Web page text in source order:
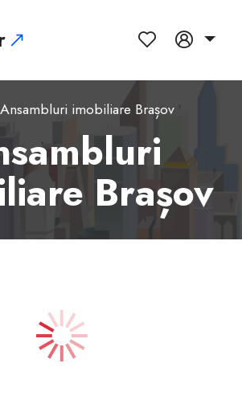
imobiliare Brașov
Brașov